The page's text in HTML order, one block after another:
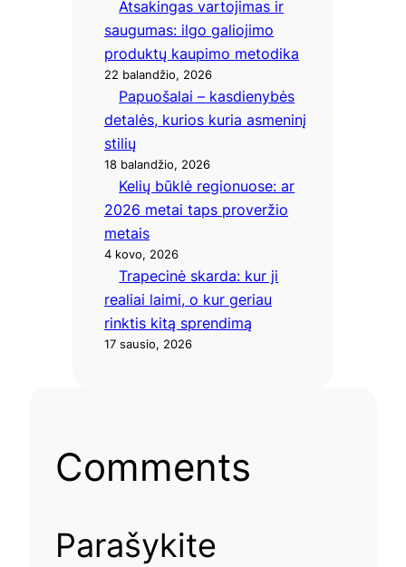
Atsakingas vartojimas ir
saugumas: ilgo galiojimo
produktų kaupimo metodika
22 balandžio, 2026
Papuošalai – kasdienybės
detalės, kurios kuria asmeninį
stilių
18 balandžio, 2026
Kelių būklė regionuose: ar
2026 metai taps proveržio
metais
4 kovo, 2026
Trapecinė skarda: kur ji
realiai laimi, o kur geriau
rinktis kitą sprendimą
17 sausio, 2026
Comments
Parašykite